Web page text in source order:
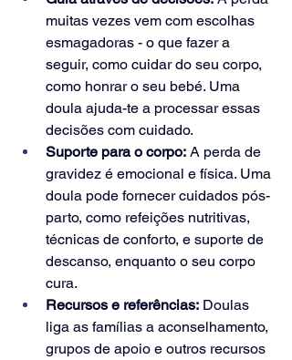
muitas vezes vem com escolhas
esmagadoras - o que fazer a
seguir, como cuidar do seu corpo,
como honrar o seu bebé. Uma
doula ajuda-te a processar essas
decisões com cuidado.
Suporte para o corpo: A perda de
gravidez é emocional e física. Uma
doula pode fornecer cuidados pós-
parto, como refeições nutritivas,
técnicas de conforto, e suporte de
descanso, enquanto o seu corpo
cura.
Recursos e referências: Doulas
liga as famílias a aconselhamento,
grupos de apoio e outros recursos